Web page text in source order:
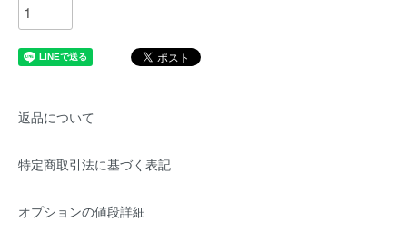
返品について
特定商取引法に基づく表記
オプションの値段詳細